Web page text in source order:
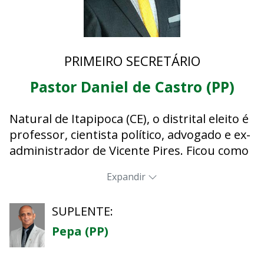
PRIMEIRO SECRETÁRIO
Pastor Daniel de Castro (PP)
Natural de Itapipoca (CE), o distrital eleito é
professor, cientista político, advogado e ex-
administrador de Vicente Pires. Ficou como
distrital: 2014, pelo PMDB, e 2018, pelo PSC.
infraestrutura com foco em Vicente Pires,
posiciona-se contra a legalização das
drogas e do aborto, entre outros temas.
Expandir
SUPLENTE:
Pepa (PP)